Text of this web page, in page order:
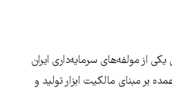
از مولفه‌های سرمایه‌داری ایران
بر مبنای مالکیت ابزار تولید و